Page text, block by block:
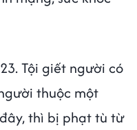
Tội giết người có
thuộc một
thì bị phạt tù từ